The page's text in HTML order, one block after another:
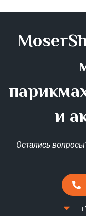
и
Остались